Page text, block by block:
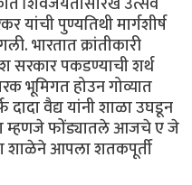
यांची पुण्यतिथी मार्गशीर्ष
भारतात क्रांतीकारी
सरकार पकडण्याची शर्थ
भूमिगत होउन गोव्यात
वैद्य यांनी शाळा उघडून
म्हणजे फोंड्यातले आजचे ए जे
शाळेने आपला शतकपूर्ती